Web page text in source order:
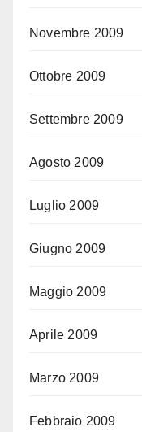
Novembre 2009
Ottobre 2009
Settembre 2009
Agosto 2009
Luglio 2009
Giugno 2009
Maggio 2009
Aprile 2009
Marzo 2009
Febbraio 2009